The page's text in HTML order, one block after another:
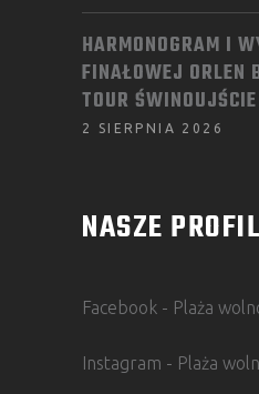
HARMONOGRAM I
FINAŁOWEJ ORLEN
TOUR
2 SIERPNIA 2026
NASZE
Facebook - Plaża
Instagram - Plaża